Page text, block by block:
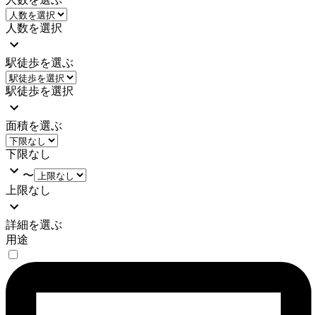
人数を選択
駅徒歩を選ぶ
駅徒歩を選択
面積を選ぶ
下限なし
〜
上限なし
詳細を選ぶ
用途